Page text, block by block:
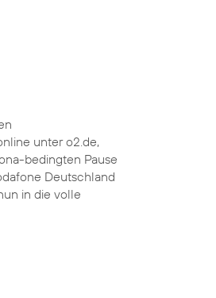
unter o2.de,
bedingten Pause
Deutschland
in die volle